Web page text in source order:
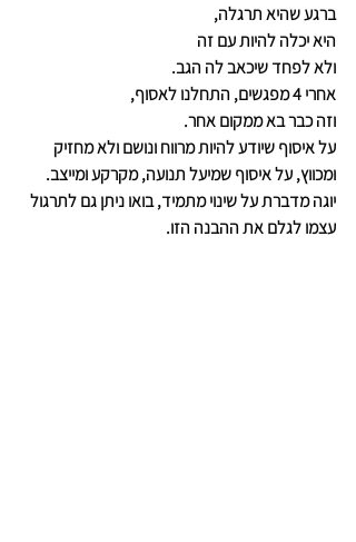
ברגע שהיא תרגלה,
היא יכלה להיות עם זה
ולא לפחד שיכאב לה הגב.
אחרי 4 מפגשים, התחלנו לאסוף,
וזה כבר בא ממקום אחר.
על איסוף שיודע להיות מרווח ונושם ולא מחזיק
ומכווץ, על איסוף שמיעל תנועה, מקרקע ומייצב.
יוגה מדברת על שינוי מתמיד, בואו ניתן גם לתרגול
עצמו לגלם את ההבנה הזו.